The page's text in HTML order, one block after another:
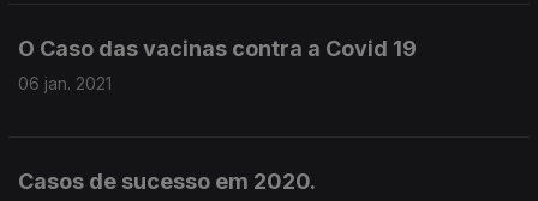
O Caso das vacinas contra a Covid 19
06 jan. 2021
Casos de sucesso em 2020.